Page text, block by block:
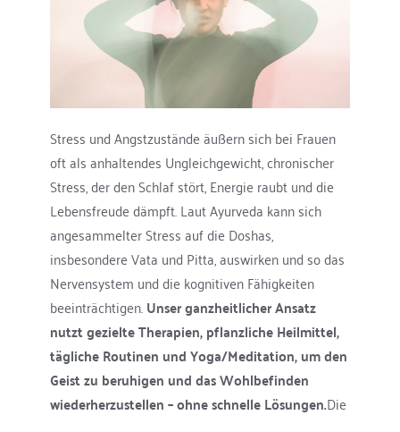
Stress und Angstzustände äußern sich bei Frauen
oft als anhaltendes Ungleichgewicht, chronischer
Stress, der den Schlaf stört, Energie raubt und die
Lebensfreude dämpft. Laut Ayurveda kann sich
angesammelter Stress auf die Doshas,
insbesondere Vata und Pitta, auswirken und so das
Nervensystem und die kognitiven Fähigkeiten
beeinträchtigen. Unser ganzheitlicher Ansatz
nutzt gezielte Therapien, pflanzliche Heilmittel,
tägliche Routinen und Yoga/Meditation, um den
Geist zu beruhigen und das Wohlbefinden
wiederherzustellen – ohne schnelle Lösungen.Die